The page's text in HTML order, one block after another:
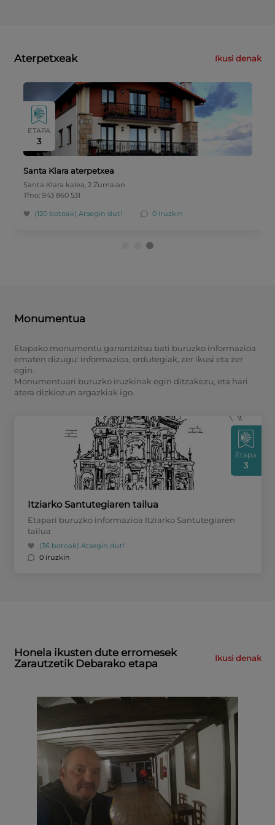
Aterpetxeak Ikusi denak
ETAPA
3
Santa Klara aterpetxea
Santa Klara kalea, 2 Zumaian
Tfno: 943 860 531
(120 botoak)Atsegin dut! 0 iruzkin
Monumentua
Etapako monumentu garrantzitsu bati buruzko informazioa
ematen dizugu: informazioa, ordutegiak, zer ikusi eta zer
egin.
Monumentuari buruzko iruzkinak egin ditzakezu, eta hari
atera dizkiozun argazkiak igo.
Etapa
3
Itziarko Santutegiaren tailua
Etapari buruzko informazioa Itziarko Santutegiaren
tailua
(36 botoak) Atsegin dut!
0 iruzkin
Honela ikusten dute erromesek
Zarautzetik Debarako etapa
Ikusi denak